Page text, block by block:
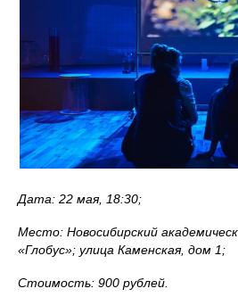
Дата: 22 мая, 18:30;
Место: Новосибирский
«Глобус»; улица Каменская, дом 1;
Стоимость: 900 рублей.